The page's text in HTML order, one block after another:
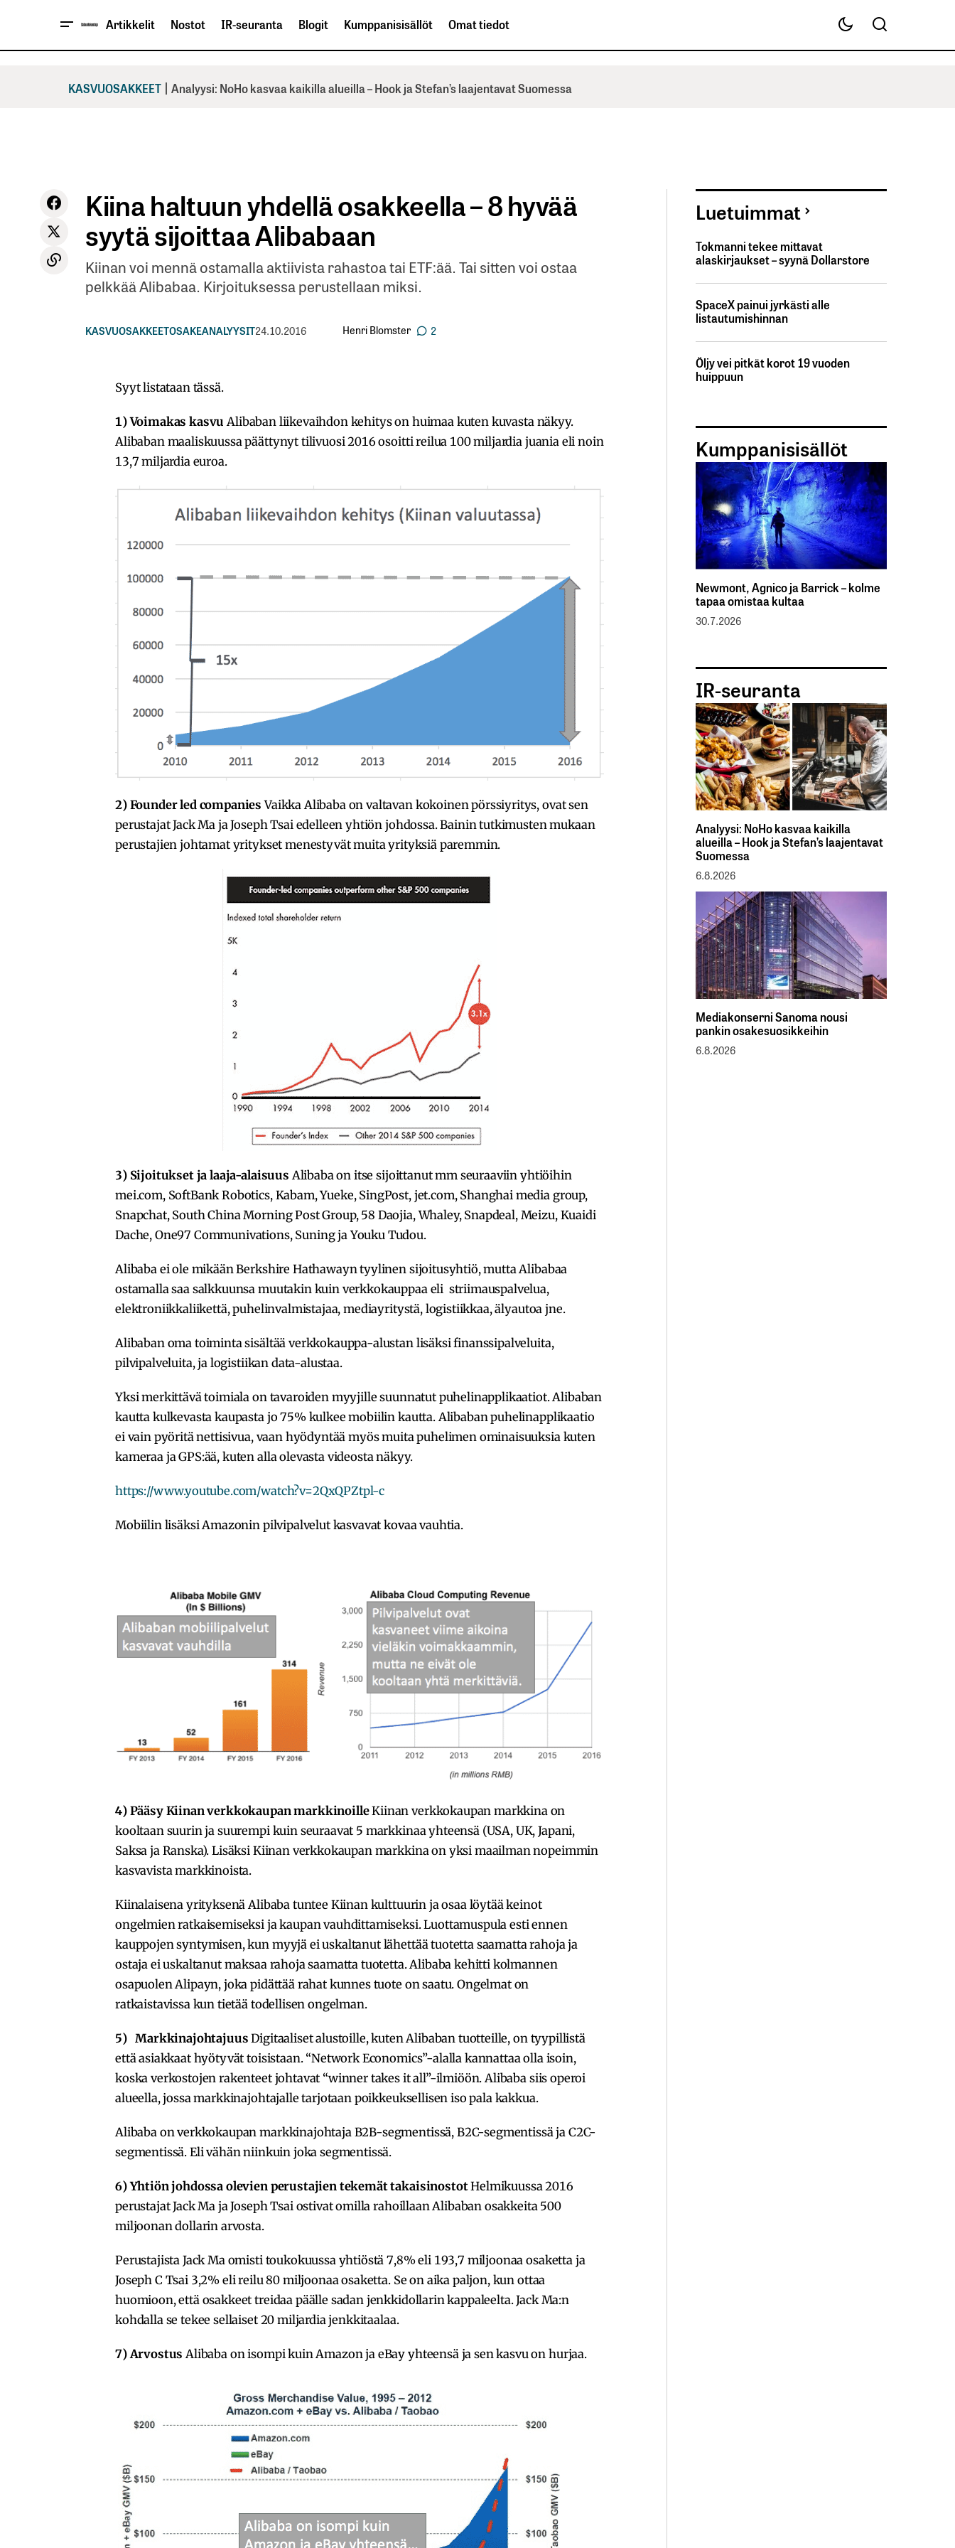
Artikkelit Nostot IR-seuranta Blogit Kumppanisisällöt Omat tiedot
KASVUOSAKKEET | Analyysi: NoHo kasvaa kaikilla alueilla – Hook ja Stefan’s laajentavat Suomessa
Kiina haltuun yhdellä osakkeella – 8 hyvää
syytä sijoittaa Alibabaan
Kiinan voi mennä ostamalla aktiivista rahastoa tai ETF:ää. Tai sitten voi ostaa
pelkkää Alibabaa. Kirjoituksessa perustellaan miksi.
KASVUOSAKKEETOSAKEANALYYSIT24.10.2016 Henri Blomster 2
Syyt listataan tässä.
1)Voimakas kasvu Alibaban liikevaihdon kehitys on huimaa kuten kuvasta näkyy.
Alibaban maaliskuussa päättynyt tilivuosi 2016 osoitti reilua 100 miljardia juania eli noin
13,7 miljardia euroa.
2) Founder led companiesVaikka Alibaba on valtavan kokoinen pörssiyritys, ovat sen
perustajat Jack Ma ja Joseph Tsai edelleen yhtiön johdossa. Bainin tutkimusten mukaan
perustajien johtamat yritykset menestyvät muita yrityksiä paremmin.
3) Sijoitukset ja laaja-alaisuus Alibaba on itse sijoittanut mm seuraaviin yhtiöihin
mei.com, SoftBank Robotics, Kabam, Yueke, SingPost, jet.com, Shanghai media group,
Snapchat, South China Morning Post Group, 58 Daojia, Whaley, Snapdeal, Meizu, Kuaidi
Dache, One97 Communivations, Suning ja Youku Tudou.
Alibaba ei ole mikään Berkshire Hathawayn tyylinen sijoitusyhtiö, mutta Alibabaa
ostamalla saa salkkuunsa muutakin kuin verkkokauppaa eli striimauspalvelua,
elektroniikkaliikettä, puhelinvalmistajaa, mediayritystä, logistiikkaa, älyautoa jne.
Alibaban oma toiminta sisältää verkkokauppa-alustan lisäksi finanssipalveluita,
pilvipalveluita, ja logistiikan data-alustaa.
Yksi merkittävä toimiala on tavaroiden myyjille suunnatut puhelinapplikaatiot. Alibaban
kautta kulkevasta kaupasta jo 75% kulkee mobiilin kautta. Alibaban puhelinapplikaatio
ei vain pyöritä nettisivua, vaan hyödyntää myös muita puhelimen ominaisuuksia kuten
kameraa ja GPS:ää, kuten alla olevasta videosta näkyy.
https://www.youtube.com/watch?v=2QxQPZtpl-c
Mobiilin lisäksi Amazonin pilvipalvelut kasvavat kovaa vauhtia.
4) Pääsy Kiinan verkkokaupan markkinoilleKiinan verkkokaupan markkina on
kooltaan suurin ja suurempi kuin seuraavat 5 markkinaa yhteensä (USA, UK, Japani,
Saksa ja Ranska). Lisäksi Kiinan verkkokaupan markkina on yksi maailman nopeimmin
kasvavista markkinoista.
Kiinalaisena yrityksenä Alibaba tuntee Kiinan kulttuurin ja osaa löytää keinot
ongelmien ratkaisemiseksi ja kaupan vauhdittamiseksi. Luottamuspula esti ennen
kauppojen syntymisen, kun myyjä ei uskaltanut lähettää tuotetta saamatta rahoja ja
ostaja ei uskaltanut maksaa rahoja saamatta tuotetta. Alibaba kehitti kolmannen
osapuolen Alipayn, joka pidättää rahat kunnes tuote on saatu. Ongelmat on
ratkaistavissa kun tietää todellisen ongelman.
5) MarkkinajohtajuusDigitaaliset alustoille, kuten Alibaban tuotteille, on tyypillistä
että asiakkaat hyötyvät toisistaan. “Network Economics”-alalla kannattaa olla isoin,
koska verkostojen rakenteet johtavat “winner takes it all”-ilmiöön. Alibaba siis operoi
alueella, jossa markkinajohtajalle tarjotaan poikkeuksellisen iso pala kakkua.
Alibaba on verkkokaupan markkinajohtaja B2B-segmentissä, B2C-segmentissä ja C2C-
segmentissä. Eli vähän niinkuin joka segmentissä.
6)Yhtiön johdossa olevien perustajien tekemät takaisinostotHelmikuussa 2016
perustajat Jack Ma ja Joseph Tsai ostivat omilla rahoillaan Alibaban osakkeita 500
miljoonan dollarin arvosta.
Perustajista Jack Ma omisti toukokuussa yhtiöstä 7,8% eli 193,7 miljoonaa osaketta ja
Joseph C Tsai 3,2% eli reilu 80 miljoonaa osaketta. Se on aika paljon, kun ottaa
huomioon, että osakkeet treidaa päälle sadan jenkkidollarin kappaleelta. Jack Ma:n
kohdalla se tekee sellaiset 20 miljardia jenkkitaalaa.
7) Arvostus Alibaba on isompi kuin Amazon ja eBay yhteensä ja sen kasvu on hurjaa.
Luetuimmat
Tokmanni tekee mittavat
alaskirjaukset – syynä Dollarstore
SpaceX painui jyrkästi alle
listautumishinnan
Öljy vei pitkät korot 19 vuoden
huippuun
Kumppanisisällöt
Newmont, Agnico ja Barrick – kolme
tapaa omistaa kultaa
30.7.2026
IR-seuranta
Analyysi: NoHo kasvaa kaikilla
alueilla – Hook ja Stefan’s laajentavat
Suomessa
6.8.2026
Mediakonserni Sanoma nousi
pankin osakesuosikkeihin
6.8.2026